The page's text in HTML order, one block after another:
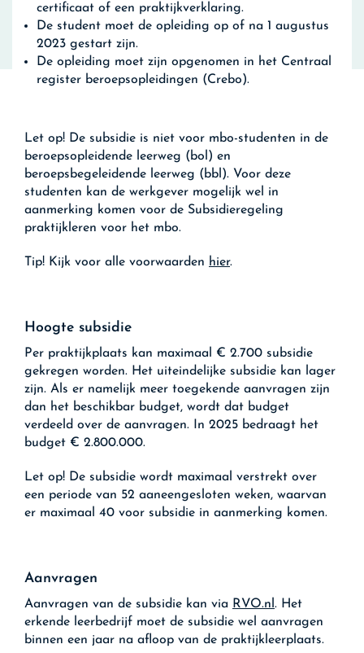
certificaat of een praktijkverklaring.
De student moet de opleiding op of na 1 augustus
2023 gestart zijn.
De opleiding moet zijn opgenomen in het Centraal
register beroepsopleidingen (Crebo).
Let op! De subsidie is niet voor mbo-studenten in de
beroepsopleidende leerweg (bol) en
beroepsbegeleidende leerweg (bbl). Voor deze
studenten kan de werkgever mogelijk wel in
aanmerking komen voor de Subsidieregeling
praktijkleren voor het mbo.
Tip! Kijk voor alle voorwaarden hier.
Hoogte subsidie
Per praktijkplaats kan maximaal € 2.700 subsidie
gekregen worden. Het uiteindelijke subsidie kan lager
zijn. Als er namelijk meer toegekende aanvragen zijn
dan het beschikbar budget, wordt dat budget
verdeeld over de aanvragen. In 2025 bedraagt het
budget € 2.800.000.
Let op! De subsidie wordt maximaal verstrekt over
een periode van 52 aaneengesloten weken, waarvan
er maximaal 40 voor subsidie in aanmerking komen.
Aanvragen
Aanvragen van de subsidie kan via RVO.nl . Het
erkende leerbedrijf moet de subsidie wel aanvragen
binnen een jaar na afloop van de praktijkleerplaats.